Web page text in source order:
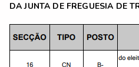
DA JUNTA DE FREGUESIA DE